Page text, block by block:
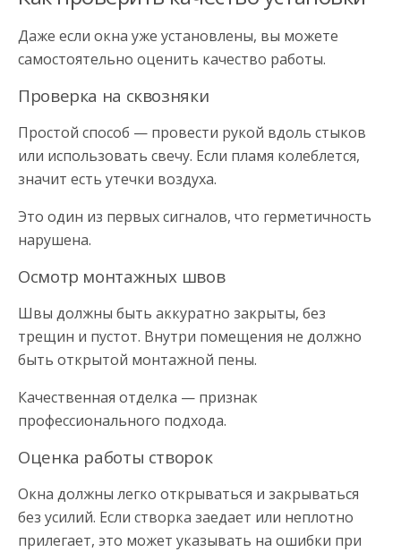
Даже если окна уже установлены, вы можете
самостоятельно оценить качество работы.
Проверка на сквозняки
Простой способ — провести рукой вдоль стыков
или использовать свечу. Если пламя колеблется,
значит есть утечки воздуха.
Это один из первых сигналов, что герметичность
нарушена.
Осмотр монтажных швов
Швы должны быть аккуратно закрыты, без
трещин и пустот. Внутри помещения не должно
быть открытой монтажной пены.
Качественная отделка — признак
профессионального подхода.
Оценка работы створок
Окна должны легко открываться и закрываться
без усилий. Если створка заедает или неплотно
прилегает, это может указывать на ошибки при